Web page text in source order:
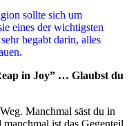
sollte sich um
eines der wichtigsten
begabt darin, alles
in Joy” … Glaubst du
Manchmal säst du in
ist das Gegenteil